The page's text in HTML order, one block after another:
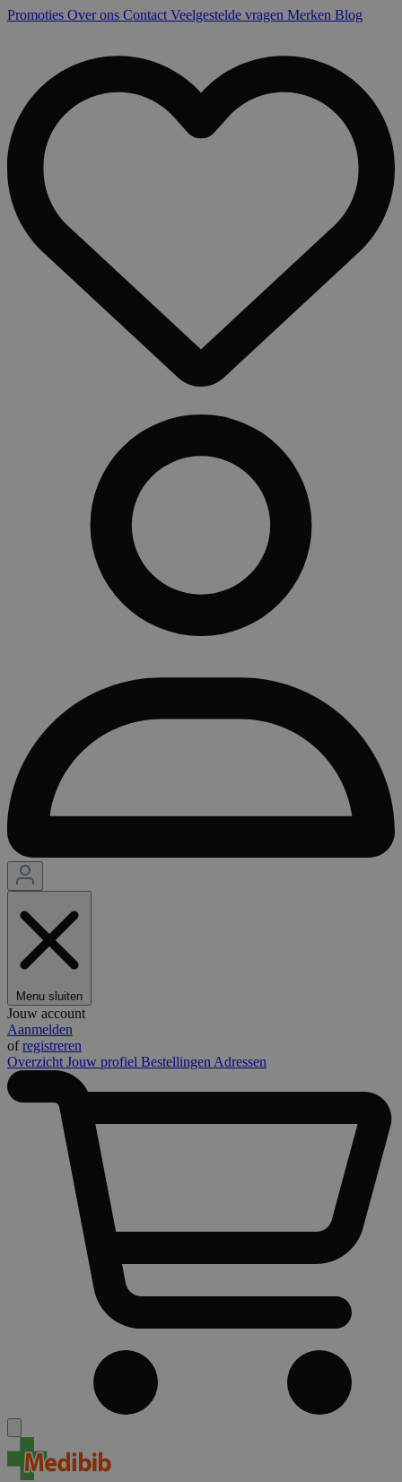
Promoties Over ons Contact Veelgestelde vragen Merken Blog
Menu sluiten
Jouw account
Aanmelden
ofregistreren
Overzicht Jouw profiel Bestellingen Adressen